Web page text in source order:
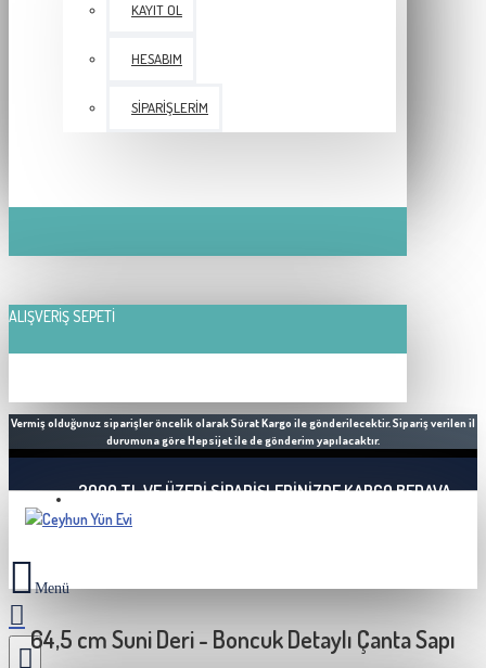
KAYIT OL
HESABIM
SIPARIŞLERIM
ALIŞVERIŞ SEPETI
Vermiş olduğunuz siparişler öncelik olarak Sürat Kargo ile gönderilecektir. Sipariş verilen il
durumuna göre Hepsijet ile de gönderim yapılacaktır.
2000 TL VE ÜZERI SIPARIŞLERINIZDE KARGO BEDAVA
64,5 cm Suni Deri - Boncuk Detaylı Çanta Sapı